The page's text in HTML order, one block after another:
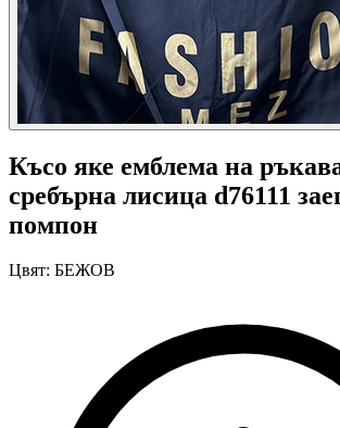
Късо яке емблема на
сребърна лисица d76111
помпон
Цвят: БЕЖОВ